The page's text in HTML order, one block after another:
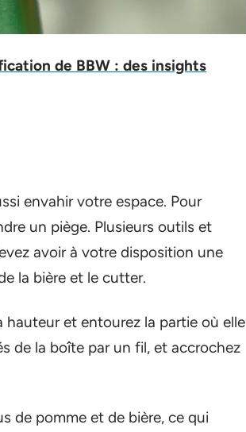
de BBW : des insights
envahir votre espace. Pour
un piège. Plusieurs outils et
avoir à votre disposition une
la bière et le cutter.
hauteur et entourez la partie où elle
de la boîte par un fil, et accrochez
de pomme et de bière, ce qui